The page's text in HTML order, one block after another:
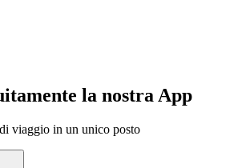
la nostra App
viaggio in un unico posto